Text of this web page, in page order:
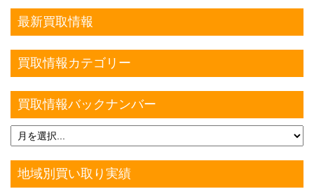
最新買取情報
買取情報カテゴリー
買取情報バックナンバー
地域別買い取り実績